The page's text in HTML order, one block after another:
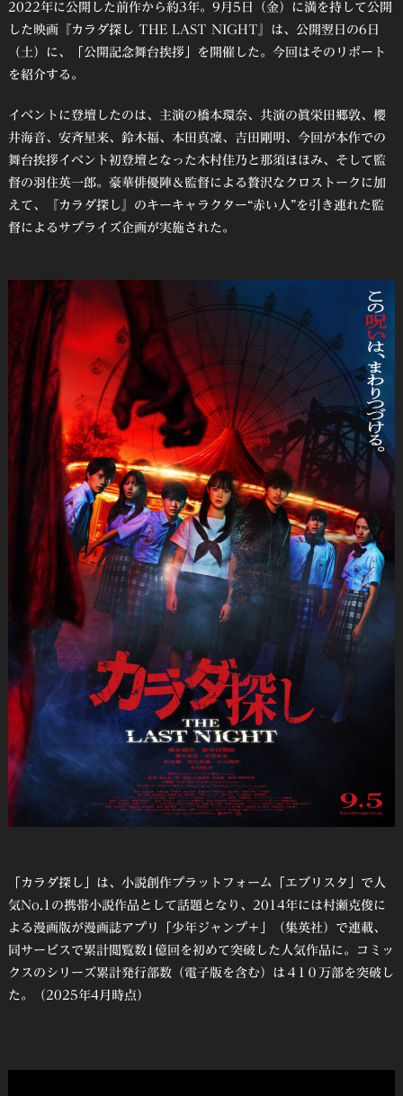
2022年に公開した前作から約3年。9月5日（金）に満を持して公開
した映画『カラダ探し THE LAST NIGHT』は、公開翌日の6日
（土）に、「公開記念舞台挨拶」を開催した。今回はそのリポート
を紹介する。
イベントに登壇したのは、主演の橋本環奈、共演の眞栄田郷敦、櫻
井海音、安斉星来、鈴木福、本田真凜、吉田剛明、今回が本作での
舞台挨拶イベント初登壇となった木村佳乃と那須ほほみ、そして監
督の羽住英一郎。豪華俳優陣＆監督による贅沢なクロストークに加
えて、『カラダ探し』のキーキャラクター“赤い人”を引き連れた監
督によるサプライズ企画が実施された。
「カラダ探し」は、小説創作プラットフォーム「エブリスタ」で人
気No.1の携帯小説作品として話題となり、2014年には村瀬克俊に
よる漫画版が漫画誌アプリ「少年ジャンプ＋」（集英社）で連載、
同サービスで累計閲覧数1億回を初めて突破した人気作品に。コミッ
クスのシリーズ累計発行部数（電子版を含む）は４1０万部を突破し
た。（2025年4月時点）